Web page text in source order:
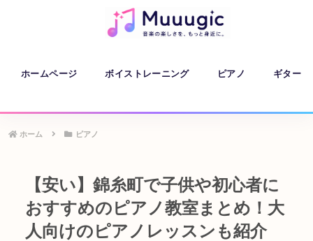
ホームページ ボイストレーニング ピアノ ギター
ホーム ピアノ
【安い】錦糸町で子供や初心者に
おすすめのピアノ教室まとめ！大
人向けのピアノレッスンも紹介